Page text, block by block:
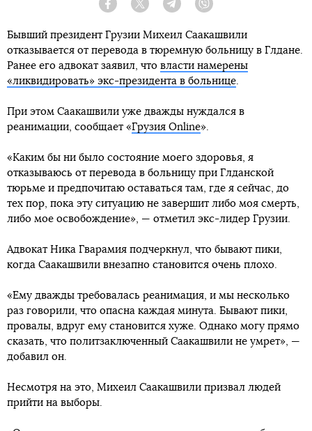
Facebook Twitter Telegram
Бывший президент Грузии Михеил Саакашвили
отказывается от перевода в тюремную больницу в Глдане.
Ранее его адвокат заявил, что власти намерены
«ликвидировать» экс-президента в больнице.
При этом Саакашвили уже дважды нуждался в
реанимации, сообщает «Грузия Online».
«Каким бы ни было состояние моего здоровья, я
отказываюсь от перевода в больницу при Глданской
тюрьме и предпочитаю оставаться там, где я сейчас, до
тех пор, пока эту ситуацию не завершит либо моя смерть,
либо мое освобождение», — отметил экс-лидер Грузии.
Адвокат Ника Гварамия подчеркнул, что бывают пики,
когда Саакашвили внезапно становится очень плохо.
«Ему дважды требовалась реанимация, и мы несколько
раз говорили, что опасна каждая минута. Бывают пики,
провалы, вдруг ему становится хуже. Однако могу прямо
сказать, что политзаключенный Саакашвили не умрет», —
добавил он.
Несмотря на это, Михеил Саакашвили призвал людей
прийти на выборы.